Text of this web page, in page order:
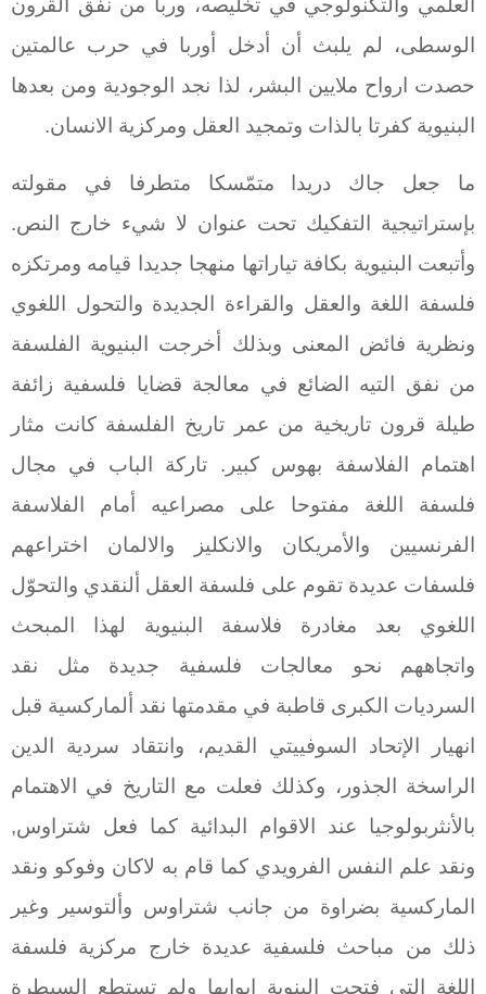
العلمي والتكنولوجي في تخليصه، وربا من نفق القرون
الوسطى، لم يلبث أن أدخل أوربا في حرب عالمتين
حصدت ارواح ملايين البشر، لذا نجد الوجودية ومن بعدها
البنيوية كفرتا بالذات وتمجيد العقل ومركزية الانسان.
ما جعل جاك دريدا متمّسكا متطرفا في مقولته
بإستراتيجية التفكيك تحت عنوان لا شيء خارج النص.
وأتبعت البنيوية بكافة تياراتها منهجا جديدا قيامه ومرتكزه
فلسفة اللغة والعقل والقراءة الجديدة والتحول اللغوي
ونظرية فائض المعنى وبذلك أخرجت البنيوية الفلسفة
من نفق التيه الضائع في معالجة قضايا فلسفية زائفة
طيلة قرون تاريخية من عمر تاريخ الفلسفة كانت مثار
اهتمام الفلاسفة بهوس كبير. تاركة الباب في مجال
فلسفة اللغة مفتوحا على مصراعيه أمام الفلاسفة
الفرنسيين والأمريكان والانكليز والالمان اختراعهم
فلسفات عديدة تقوم على فلسفة العقل ألنقدي والتحوّل
اللغوي بعد مغادرة فلاسفة البنيوية لهذا المبحث
واتجاههم نحو معالجات فلسفية جديدة مثل نقد
السرديات الكبرى قاطبة في مقدمتها نقد ألماركسية قبل
انهيار الإتحاد السوفييتي القديم، وانتقاد سردية الدين
الراسخة الجذور، وكذلك فعلت مع التاريخ في الاهتمام
بالأنثربولوجيا عند الاقوام البدائية كما فعل شتراوس,
ونقد علم النفس الفرويدي كما قام به لاكان وفوكو ونقد
الماركسية بضراوة من جانب شتراوس وألتوسير وغير
ذلك من مباحث فلسفية عديدة خارج مركزية فلسفة
اللغة التي فتحت البنوية ابوابها ولم تستطع السيطرة